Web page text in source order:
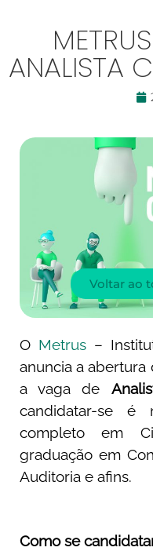
ANALISTA
O Metrus–
anuncia a abertura
a vaga de
candidatar-se é
completo em
graduação em
Auditoria e afins.
Como se
Voltar ao